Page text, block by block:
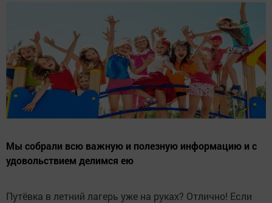
Мы собрали всю важную и полезную информацию и с
удовольствием делимся ею
Путёвка в летний лагерь уже на руках? Отлично! Если